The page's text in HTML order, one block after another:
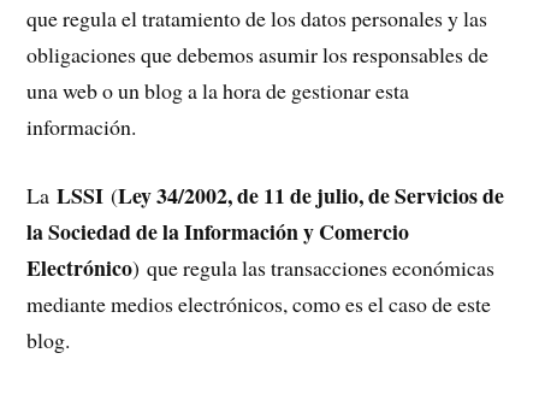
que regula el tratamiento de los datos personales y las
obligaciones que debemos asumir los responsables de
una web o un blog a la hora de gestionar esta
información.
LaLSSI (Ley 34/2002, de 11 de julio, de Servicios de
la Sociedad de la Información y Comercio
Electrónico) que regula las transacciones económicas
mediante medios electrónicos, como es el caso de este
blog.